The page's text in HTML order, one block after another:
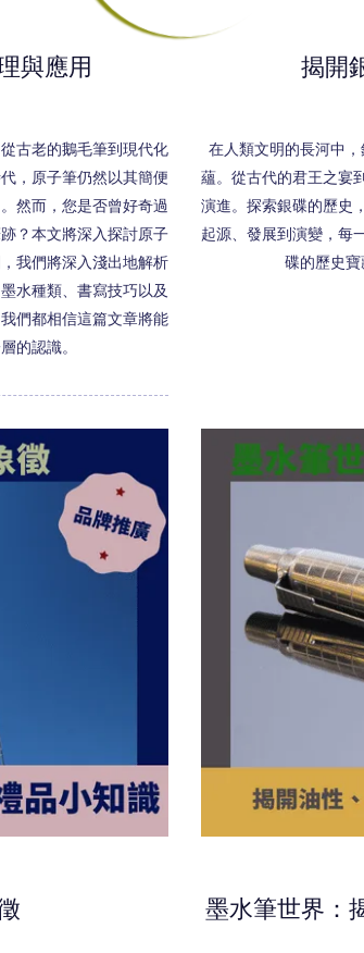
與應用
古老的鵝毛筆到現代化
，原子筆仍然以其簡便
然而，您是否曾好奇過
？本文將深入探討原子
我們將深入淺出地解析
水種類、書寫技巧以及
們都相信這篇文章將能
的認識。
揭開
在人類文明的長河中
蘊。從古代的君王之宴
演進。探索銀碟的歷史
起源、發展到演變，每
碟的歷史寶
墨水筆世界：